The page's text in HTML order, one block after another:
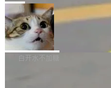
是把这段空隙补上。 回退到任何
aDB 捕获 commit 之间的每一次
微软同期总资本开支的四成。 与
bet、微软以及 Meta 等传统科技
ceXAI的资金消耗速度尤为引人瞩
撑庞大支出的资金来源却呈现出
貌。数据显示，微软和 Meta 主
一个在终端里运行的编程 agent
1.2，驱动这个 agent 的新模型。
你可以用 curl -fsSL https://
sh | bash 安装一个能在大项目里
代码、验证结果的 AI 终端工具
局
美团开源 LoHoSearch，用知
准 AI 能力认知
机器出题的前提，是让机器拥有
构建流程可以分为四个环节：建
白开水不加糖